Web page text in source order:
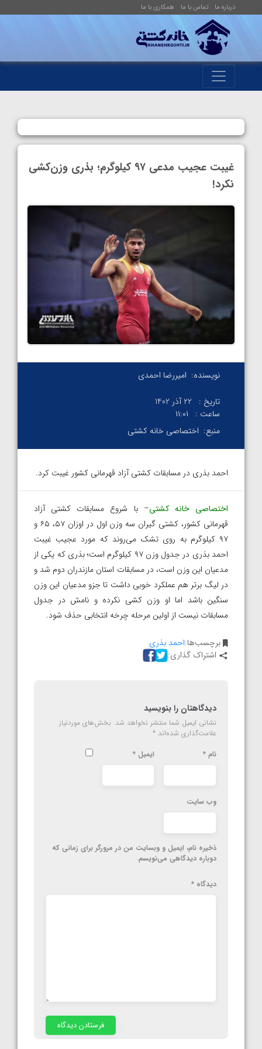
درباره ما تماس با ما همکاری با ما
غیبت عجیب مدعی ۹۷ کیلوگرم؛ بذری وزن‌کشی
نکرد!
نویسنده: امیررضا احمدی
تاریخ :
22 آذر 1402
ساعت :
۱۱:۰۱
منبع: اختصاصی خانه کشتی
احمد بذری در مسابقات کشتی آزاد قهرمانی کشور غیبت کرد.
اختصاصی خانه کشتی– با شروع مسابقات کشتی آزاد
قهرمانی کشور، کشتی گیران سه وزن اول در اوزان ۵۷، ۶۵ و
۹۷ کیلوگرم به روی تشک می‌روند که مورد عجیب غیبت
احمد بذری در جدول وزن ۹۷ کیلوگرم است؛ بذری که یکی از
مدعیان این وزن است، در مسابقات استان مازندران دوم شد و
در لیگ برتر هم عملکرد خوبی داشت تا جزو مدعیان این وزن
سنگین باشد اما او وزن کشی نکرده و نامش در جدول
مسابقات نیست از اولین مرحله چرخه انتخابی حذف شود.
برچسب‌ها:احمد بذری
اشتراک گذاری:
دیدگاهتان را بنویسید
نشانی ایمیل شما منتشر نخواهد شد. بخش‌های موردنیاز
علامت‌گذاری شده‌اند *
نام * ایمیل *
وب‌ سایت
ذخیره نام، ایمیل و وبسایت من در مرورگر برای زمانی که
دوباره دیدگاهی می‌نویسم.
دیدگاه *